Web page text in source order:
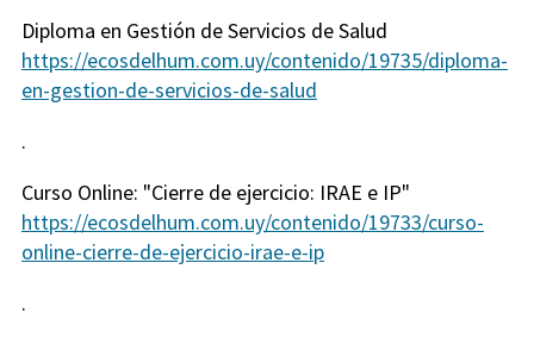
Diploma en Gestión de Servicios de Salud
https://ecosdelhum.com.uy/contenido/19735/diploma-
en-gestion-de-servicios-de-salud
.
Curso Online: "Cierre de ejercicio: IRAE e IP"
https://ecosdelhum.com.uy/contenido/19733/curso-
online-cierre-de-ejercicio-irae-e-ip
.